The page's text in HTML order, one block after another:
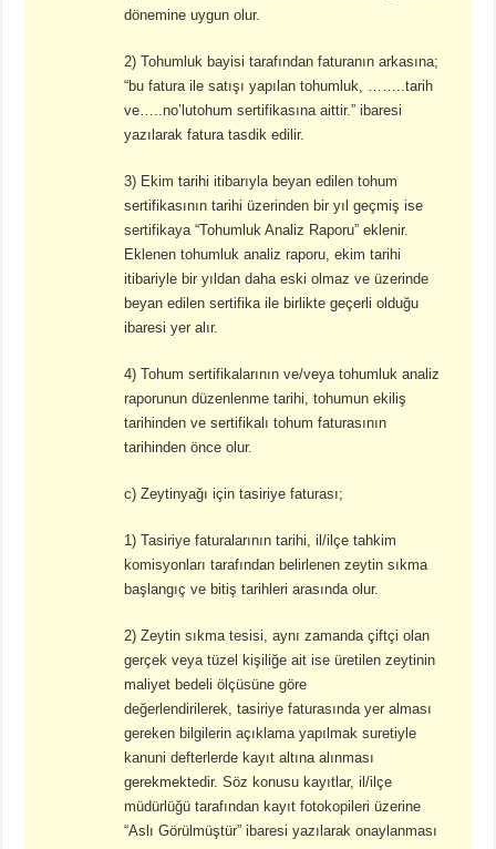
dönemine uygun olur.
2) Tohumluk bayisi tarafından faturanın arkasına;
“bu fatura ile satışı yapılan tohumluk, ……..tarih
ve…..no’lutohum sertifikasına aittir.” ibaresi
yazılarak fatura tasdik edilir.
3) Ekim tarihi itibarıyla beyan edilen tohum
sertifikasının tarihi üzerinden bir yıl geçmiş ise
sertifikaya “Tohumluk Analiz Raporu” eklenir.
Eklenen tohumluk analiz raporu, ekim tarihi
itibariyle bir yıldan daha eski olmaz ve üzerinde
beyan edilen sertifika ile birlikte geçerli olduğu
ibaresi yer alır.
4) Tohum sertifikalarının ve/veya tohumluk analiz
raporunun düzenlenme tarihi, tohumun ekiliş
tarihinden ve sertifikalı tohum faturasının
tarihinden önce olur.
c) Zeytinyağı için tasiriye faturası;
1) Tasiriye faturalarının tarihi, il/ilçe tahkim
komisyonları tarafından belirlenen zeytin sıkma
başlangıç ve bitiş tarihleri arasında olur.
2) Zeytin sıkma tesisi, aynı zamanda çiftçi olan
gerçek veya tüzel kişiliğe ait ise üretilen zeytinin
maliyet bedeli ölçüsüne göre
değerlendirilerek, tasiriye faturasında yer alması
gereken bilgilerin açıklama yapılmak suretiyle
kanuni defterlerde kayıt altına alınması
gerekmektedir. Söz konusu kayıtlar, il/ilçe
müdürlüğü tarafından kayıt fotokopileri üzerine
“Aslı Görülmüştür” ibaresi yazılarak onaylanması